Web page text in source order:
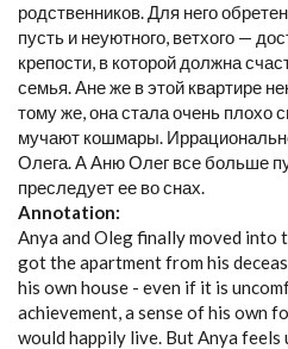
родственников. Для него
пусть и неуютного, ветхого —
крепости, в которой должна
семья. Ане же в этой квартире
тому же, она стала очень плохо
мучают кошмары.
Олега. А Аню Олег все больше
преследует ее во снах.
Annotation:
Anya and Oleg finally moved into
got the apartment from his
his own house - even if it is
achievement, a sense of his own
would happily live. But Anya